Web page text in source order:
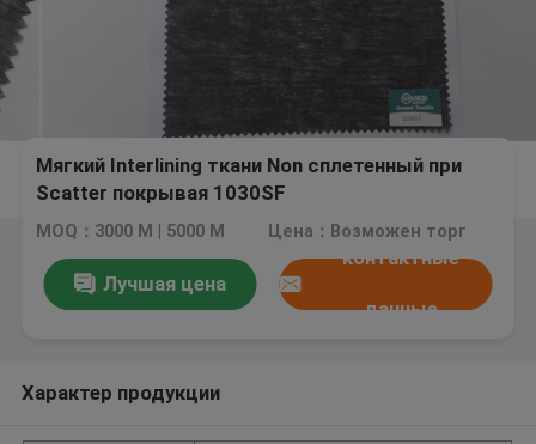
Мягкий Interlining ткани Non сплетенный при
Scatter покрывая 1030SF
MOQ：3000 M | 5000 M Цена：Возможен торг
Лучшая цена
контактные
данные
Характер продукции